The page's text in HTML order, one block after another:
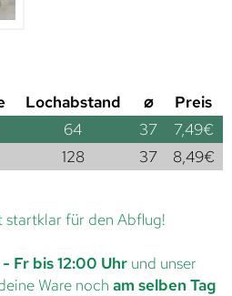
Lochabstand ⌀
Preis
64 37 7,49€
128 37 8,49€
startklar für den Abflug!
Fr bis 12:00 Uhr und unser
Ware noch am selben Tag